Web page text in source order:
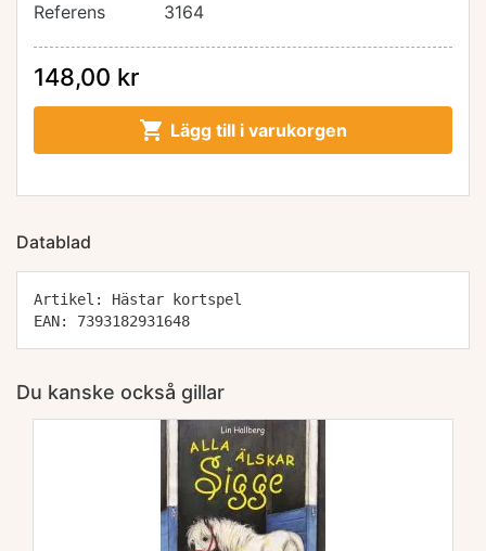
Referens
3164
148,00 kr
 Lägg till i varukorgen
Datablad
Artikel: Hästar kortspel
EAN: 7393182931648
Du kanske också gillar